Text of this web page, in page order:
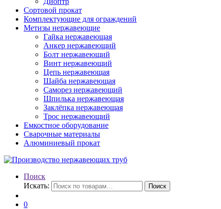
Сортовой прокат
Комплектующие для ограждений
Метизы нержавеющие
Гайка нержавеющая
Анкер нержавеющий
Болт нержавеющий
Винт нержавеющий
Цепь нержавеющая
Шайба нержавеющая
Саморез нержавеющий
Шпилька нержавеющая
Заклёпка нержавеющая
Трос нержавеющий
Емкостное оборудование
Сварочные материалы
Алюминиевый прокат
Поиск
Искать:
Поиск
0